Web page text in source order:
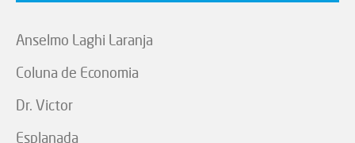
Anselmo Laghi Laranja
Coluna de Economia
Dr. Victor
Esplanada